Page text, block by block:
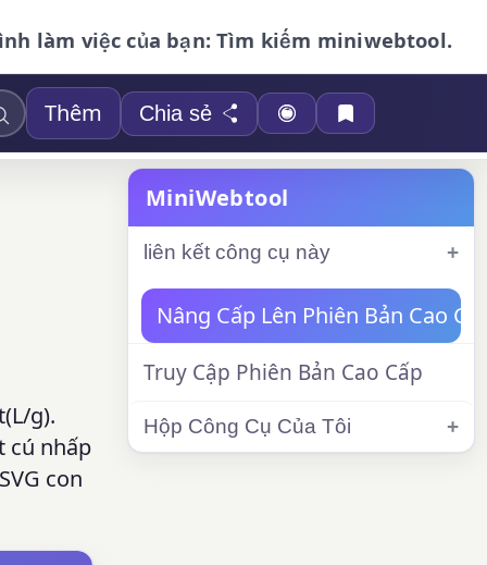
làm việc của bạn: Tìm kiếm miniwebtool.
Thêm Chia sẻ
g).
cú nhấp
con
MiniWebtool
liên kết công cụ này
Nâng Cấp Lên Phiên Bản Cao
Truy Cập Phiên Bản Cao Cấp
Hộp Công Cụ Của Tôi